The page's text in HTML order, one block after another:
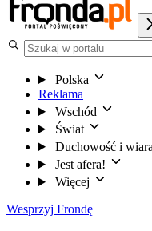
Polska
Reklama
Wschód
Świat
Duchowość i wiara
Jest afera!
Więcej
Wesprzyj Frondę